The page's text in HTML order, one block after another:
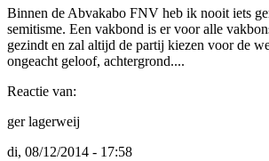
Binnen de Abvakabo FNV heb ik nooit iets
semitisme. Een vakbond is er voor alle
gezindt en zal altijd de partij kiezen voor de
ongeacht geloof, achtergrond....
Reactie van:
ger lagerweij
di, 08/12/2014 - 17:58